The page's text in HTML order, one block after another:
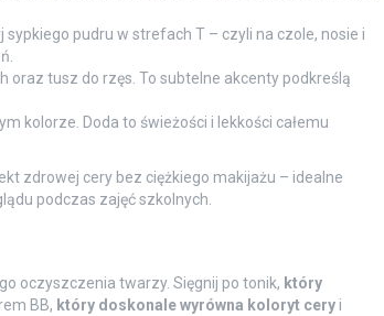
pudru w strefach T – czyli na czole, nosie i
oraz tusz do rzęs. To subtelne akcenty podkreślą
kolorze. Doda to świeżości i lekkości całemu
zdrowej cery bez ciężkiego makijażu – idealne
podczas zajęć szkolnych.
oczyszczenia twarzy. Sięgnij po tonik, który
BB, który doskonale wyrówna koloryt ceryi